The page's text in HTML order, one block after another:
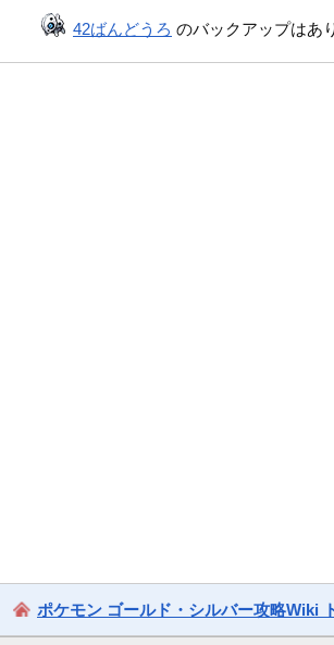
42ばんどうろ のバックアップはあ
ポケモン ゴールド・シルバー攻略Wiki